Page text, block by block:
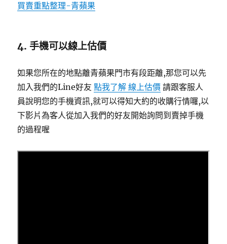
買賣重點整理-青蘋果
4. 手機可以線上估價
如果您所在的地點離青蘋果門市有段距離,那您可以先
加入我們的Line好友點我了解 線上估價 請跟客服人
員說明您的手機資訊,就可以得知大約的收購行情囉,以
下影片為客人從加入我們的好友開始詢問到賣掉手機
的過程喔